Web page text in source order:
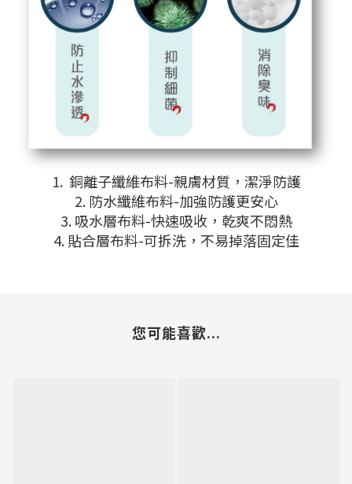
1. 銅離子纖維布料-親膚材質，潔淨防護
2. 防水纖維布料-加強防護更安心
3. 吸水層布料-快速吸收，乾爽不悶熱
4. 貼合層布料-可拆洗，不易掉落固定佳
您可能喜歡...